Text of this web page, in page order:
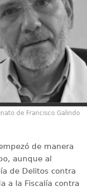
de Francisco Galindo
de manera
aunque al
de Delitos contra
a la Fiscalía contra